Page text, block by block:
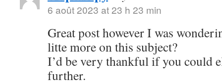
6 août 2023 at 23 h 23 min
Great post however I was
litte more on this subject?
I’d be very thankful if you could
further.